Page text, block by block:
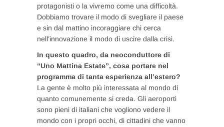
protagonisti o la vivremo come una difficoltà.
Dobbiamo trovare il modo di svegliare il paese
e sin dal mattino incoraggiare chi cerca
nell’innovazione il modo di uscire dalla crisi.
In questo quadro, da neoconduttore di
“Uno Mattina Estate”, cosa portare nel
programma di tanta esperienza all’estero?
La gente è molto più interessata al mondo di
quanto comunemente si creda. Gli aeroporti
sono pieni di italiani che vogliono vedere il
mondo con i propri occhi, di cittadini che vanno